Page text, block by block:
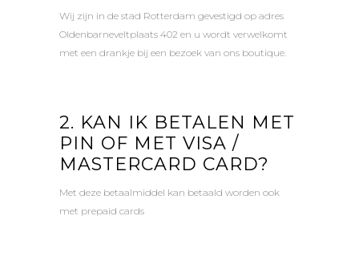
Wij zijn in de stad Rotterdam gevestigd op adres
Oldenbarneveltplaats 402 en u wordt verwelkomt
met een drankje bij een bezoek van ons boutique.
2. KAN IK BETALEN MET
PIN OF MET VISA /
MASTERCARD CARD?
Met deze betaalmiddel kan betaald worden ook
met prepaid cards